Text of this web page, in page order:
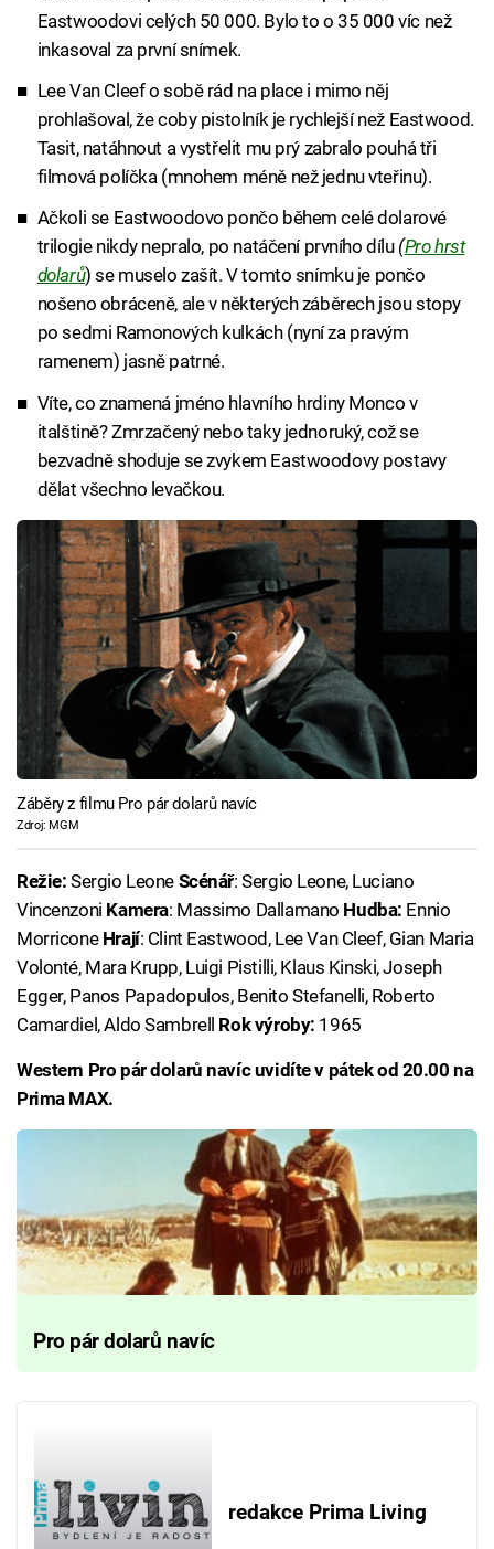
Eastwoodovi celých 50 000. Bylo to o 35 000 víc než
inkasoval za první snímek.
Lee Van Cleef o sobě rád na place i mimo něj
prohlašoval, že coby pistolník je rychlejší než Eastwood.
Tasit, natáhnout a vystřelit mu prý zabralo pouhá tři
filmová políčka (mnohem méně než jednu vteřinu).
Ačkoli se Eastwoodovo pončo během celé dolarové
trilogie nikdy nepralo, po natáčení prvního dílu (Pro hrst
dolarů) se muselo zašít. V tomto snímku je pončo
nošeno obráceně, ale v některých záběrech jsou stopy
po sedmi Ramonových kulkách (nyní za pravým
ramenem) jasně patrné.
Víte, co znamená jméno hlavního hrdiny Monco v
italštině? Zmrzačený nebo taky jednoruký, což se
bezvadně shoduje se zvykem Eastwoodovy postavy
dělat všechno levačkou.
Záběry z filmu Pro pár dolarů navíc
Zdroj: MGM
Režie: Sergio Leone Scénář: Sergio Leone, Luciano
Vincenzoni Kamera: Massimo Dallamano Hudba: Ennio
Morricone Hrají: Clint Eastwood, Lee Van Cleef, Gian Maria
Volonté, Mara Krupp, Luigi Pistilli, Klaus Kinski, Joseph
Egger, Panos Papadopulos, Benito Stefanelli, Roberto
Camardiel, Aldo Sambrell Rok výroby: 1965
Western Pro pár dolarů navíc uvidíte v pátek od 20.00 na
Prima MAX.
Pro pár dolarů navíc
redakce Prima Living